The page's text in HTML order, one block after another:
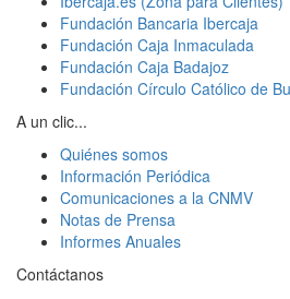
Fundación Bancaria Ibercaja
Fundación Caja Inmaculada
Fundación Caja Badajoz
Fundación Círculo Católico de
A un clic...
Quiénes somos
Información Periódica
Comunicaciones a la CNMV
Notas de Prensa
Informes Anuales
Contáctanos